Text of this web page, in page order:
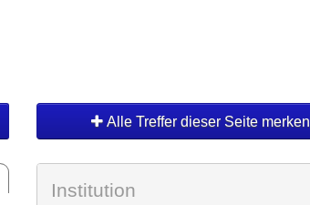
Alle Treffer dieser Seite merken
Institution